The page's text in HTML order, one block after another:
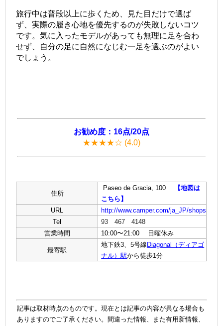
旅行中は普段以上に歩くため、見た目だけで選ば
ず、実際の履き心地を優先するのが失敗しないコツ
です。気に入ったモデルがあっても無理に足を合わ
せず、自分の足に自然になじむ一足を選ぶのがよい
でしょう。
お勧め度：16点/20点
★★★★☆ (4.0)
住所
Paseo de Gracia, 100
【地図は
こちら】
URL
http://www.camper.com/ja_JP/shops
Tel
93 467 4148
営業時間
10:00〜21:00 日曜休み
最寄駅
地下鉄3、5号線 Diagonal（ディアゴ
ナル）駅から徒歩1分
記事は取材時点のものです。現在とは記事の内容が異なる場合も
ありますのでご了承ください。間違った情報、また有用新情報、